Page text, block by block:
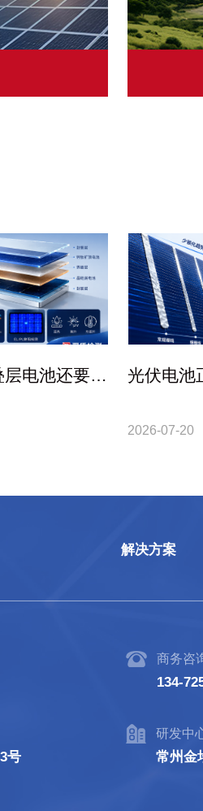
电池还要验
光伏电池
2026-07-20
解决方案
商务咨
134-
号
研发中
常州金